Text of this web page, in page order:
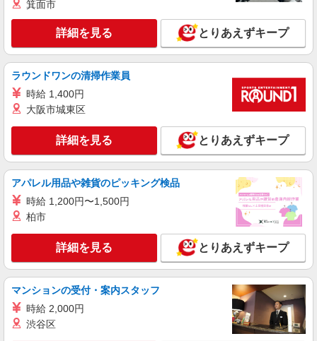
キープ 詳細を見る
ASBee（アスビー）キッズ京王新宿店［1208］
靴・シューズショップの販売スタッフ
る
東京都新宿区西新宿1－1－4 京王新宿百貨店
キープ 詳細を見る
アルバイト パート
岩座 神楽坂店
販売スタッフ
時給1,226円〜 ※試用期間3ヶ月（同給与） ★
昇給有
岩座 神楽坂店 東京都新宿区神楽坂5-8 恵比
寿亭ビル1階
詳細を見る
箕面市
詳細を見る とりあえずキープ
ラウンドワンの清掃作業員
時給 1,400円
大阪市城東区
詳細を見る とりあえずキープ
アパレル用品や雑貨のピッキング検品
時給 1,200円〜1,500円
柏市
詳細を見る とりあえずキープ
マンションの受付・案内スタッフ
時給 2,000円
渋谷区